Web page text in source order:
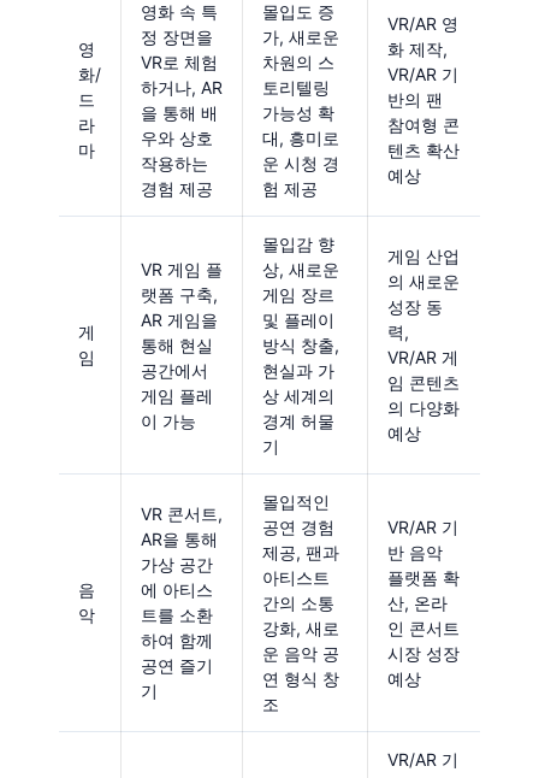
영
화/
드
라
마
영화 속 특
정 장면을
VR로 체험
하거나, AR
을 통해 배
우와 상호
작용하는
경험 제공
몰입도 증
가, 새로운
차원의 스
토리텔링
가능성 확
대, 흥미로
운 시청 경
험 제공
VR/AR 영
화 제작,
VR/AR 기
반의 팬
참여형 콘
텐츠 확산
예상
게
임
VR 게임 플
랫폼 구축,
AR 게임을
통해 현실
공간에서
게임 플레
이 가능
몰입감 향
상, 새로운
게임 장르
및 플레이
방식 창출,
현실과 가
상 세계의
경계 허물
기
게임 산업
의 새로운
성장 동
력,
VR/AR 게
임 콘텐츠
의 다양화
예상
음
악
VR 콘서트,
AR을 통해
가상 공간
에 아티스
트를 소환
하여 함께
공연 즐기
기
몰입적인
공연 경험
제공, 팬과
아티스트
간의 소통
강화, 새로
운 음악 공
연 형식 창
조
VR/AR 기
반 음악
플랫폼 확
산, 온라
인 콘서트
시장 성장
예상
VR/AR 기